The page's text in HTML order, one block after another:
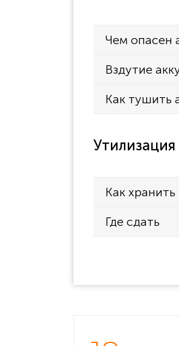
Чем опасен
Вздутие
Как тушить
Утилизация
Как
Где сдать